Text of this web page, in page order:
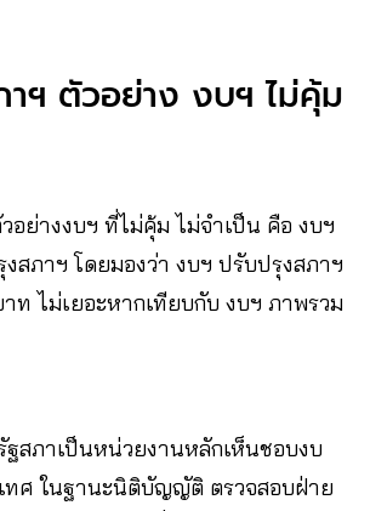
ฯ ตัวอย่าง งบฯ ไม่คุ้ม
ย่างงบฯ ที่ไม่คุ้ม ไม่จำเป็น คือ งบฯ
สภาฯ โดยมองว่า งบฯ ปรับปรุงสภาฯ
ท ไม่เยอะหากเทียบกับ งบฯ ภาพรวม
ฐสภาเป็นหน่วยงานหลักเห็นชอบงบ
ทศ ในฐานะนิติบัญญัติ ตรวจสอบฝ่าย